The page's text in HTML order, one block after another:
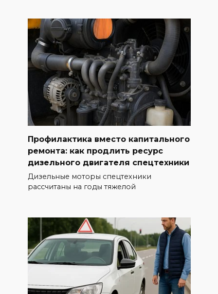
Профилактика вместо капитального
ремонта: как продлить ресурс
дизельного двигателя спецтехники
Дизельные моторы спецтехники
рассчитаны на годы тяжелой